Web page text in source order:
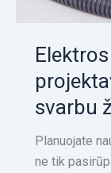
svarbu
Planuojate
ne tik